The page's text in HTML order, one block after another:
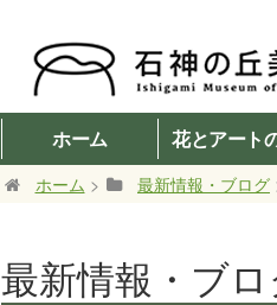
ホーム 花とアート
ホーム > 最新情報・ブログ
最新情報・ブ